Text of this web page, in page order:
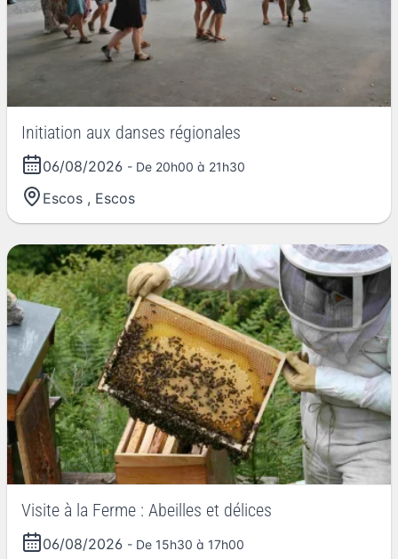
Initiation aux danses régionales
06/08/2026 - De 20h00 à 21h30
Escos , Escos
Visite à la Ferme : Abeilles et délices
06/08/2026 - De 15h30 à 17h00